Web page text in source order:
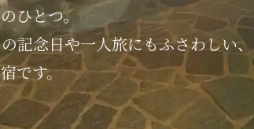
ご利用いただけます。
のほどよろしくお願いいたします。
ひとつ。
記念日や一人旅にもふさわしい、
です。